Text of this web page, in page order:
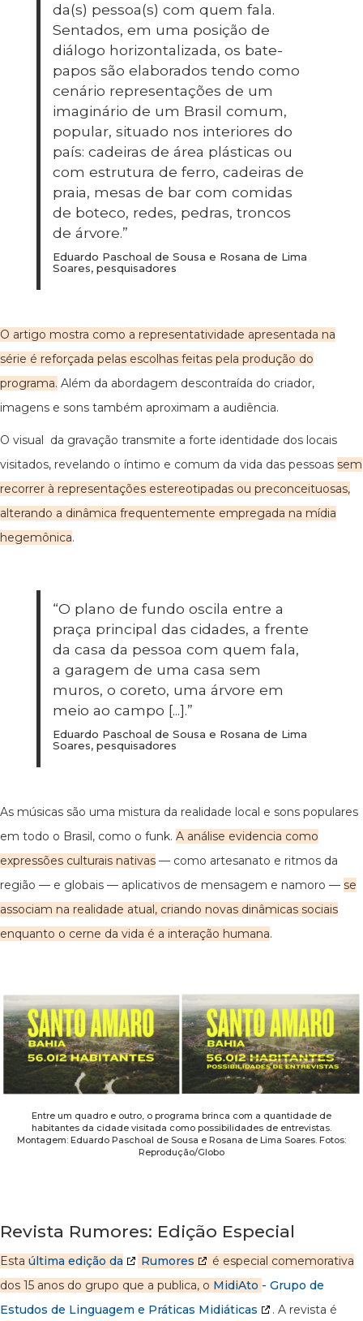
da(s) pessoa(s) com quem fala.
Sentados, em uma posição de
diálogo horizontalizada, os bate-
papos são elaborados tendo como
cenário representações de um
imaginário de um Brasil comum,
popular, situado nos interiores do
país: cadeiras de área plásticas ou
com estrutura de ferro, cadeiras de
praia, mesas de bar com comidas
de boteco, redes, pedras, troncos
de árvore.”
Eduardo Paschoal de Sousa e Rosana de Lima
Soares, pesquisadores
O artigo mostra como a representatividade apresentada na
série é reforçada pelas escolhas feitas pela produção do
programa. Além da abordagem descontraída do criador,
imagens e sons também aproximam a audiência.
O visual da gravação transmite a forte identidade dos locais
visitados, revelando o íntimo e comum da vida das pessoas sem
recorrer à representações estereotipadas ou preconceituosas,
alterando a dinâmica frequentemente empregada na mídia
hegemônica.
“O plano de fundo oscila entre a
praça principal das cidades, a frente
da casa da pessoa com quem fala,
a garagem de uma casa sem
muros, o coreto, uma árvore em
meio ao campo [...].”
Eduardo Paschoal de Sousa e Rosana de Lima
Soares, pesquisadores
As músicas são uma mistura da realidade local e sons populares
em todo o Brasil, como o funk. A análise evidencia como
expressões culturais nativas — como artesanato e ritmos da
região — e globais — aplicativos de mensagem e namoro — se
associam na realidade atual, criando novas dinâmicas sociais
enquanto o cerne da vida é a interação humana.
Entre um quadro e outro, o programa brinca com a quantidade de
habitantes da cidade visitada como possibilidades de entrevistas.
Montagem: Eduardo Paschoal de Sousa e Rosana de Lima Soares. Fotos:
Reprodução/Globo
Revista Rumores: Edição Especial
Esta última edição da Rumores
é especial comemorativa
dos 15 anos do grupo que a publica, o MidiAto - Grupo de
Estudos de Linguagem e Práticas Midiáticas
. A revista é